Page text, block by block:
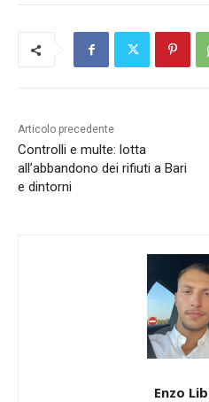
Articolo precedente
Controlli e multe: lotta
all’abbandono dei rifiuti a Bari
e dintorni
Enzo